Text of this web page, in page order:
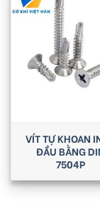
VÍT TỰ KHOAN
ĐẦU BẰNG
7504P